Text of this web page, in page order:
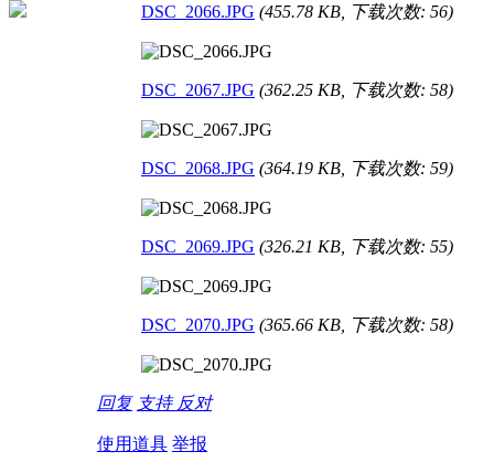
DSC_2066.JPG (455.78 KB, 下载次数: 56)
DSC_2067.JPG (362.25 KB, 下载次数: 58)
DSC_2068.JPG (364.19 KB, 下载次数: 59)
DSC_2069.JPG (326.21 KB, 下载次数: 55)
DSC_2070.JPG (365.66 KB, 下载次数: 58)
回复 支持 反对
使用道具 举报